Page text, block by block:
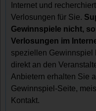
Internet und
Verlosungen für Sie.
Gewinnspiele nicht,
Verlosungen im
speziellen Gewinnspiel
direkt an den
Anbietern erhalten Sie
Gewinnspiel-Seite,
Kontakt.